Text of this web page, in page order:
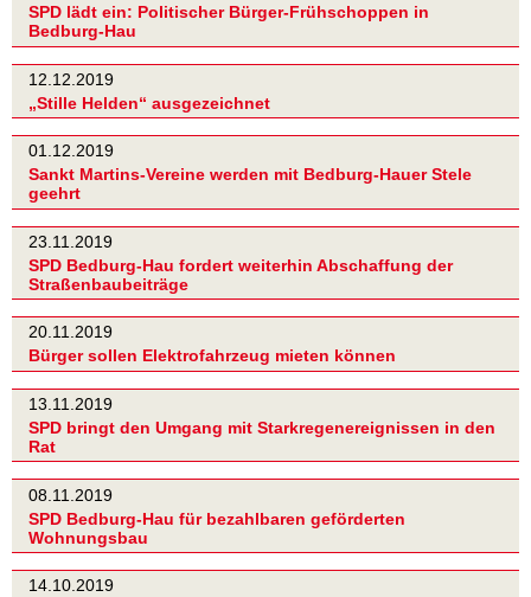
SPD lädt ein: Politischer Bürger-Frühschoppen in
Bedburg-Hau
12.12.2019
„Stille Helden“ ausgezeichnet
01.12.2019
Sankt Martins-Vereine werden mit Bedburg-Hauer Stele
geehrt
23.11.2019
SPD Bedburg-Hau fordert weiterhin Abschaffung der
Straßenbaubeiträge
20.11.2019
Bürger sollen Elektrofahrzeug mieten können
13.11.2019
SPD bringt den Umgang mit Starkregenereignissen in den
Rat
08.11.2019
SPD Bedburg-Hau für bezahlbaren geförderten
Wohnungsbau
14.10.2019